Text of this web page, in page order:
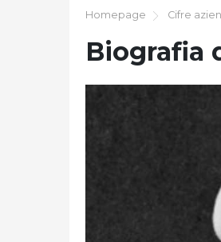
Homepage Cifre
Biografia